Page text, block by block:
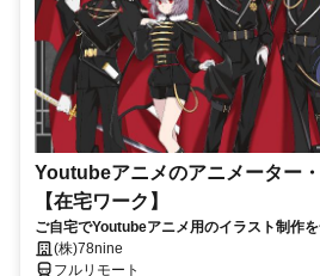
Youtubeアニメのアニメーター
【在宅ワーク】
ご自宅でYoutubeアニメ用のイラスト制作
(株)78nine
フルリモート